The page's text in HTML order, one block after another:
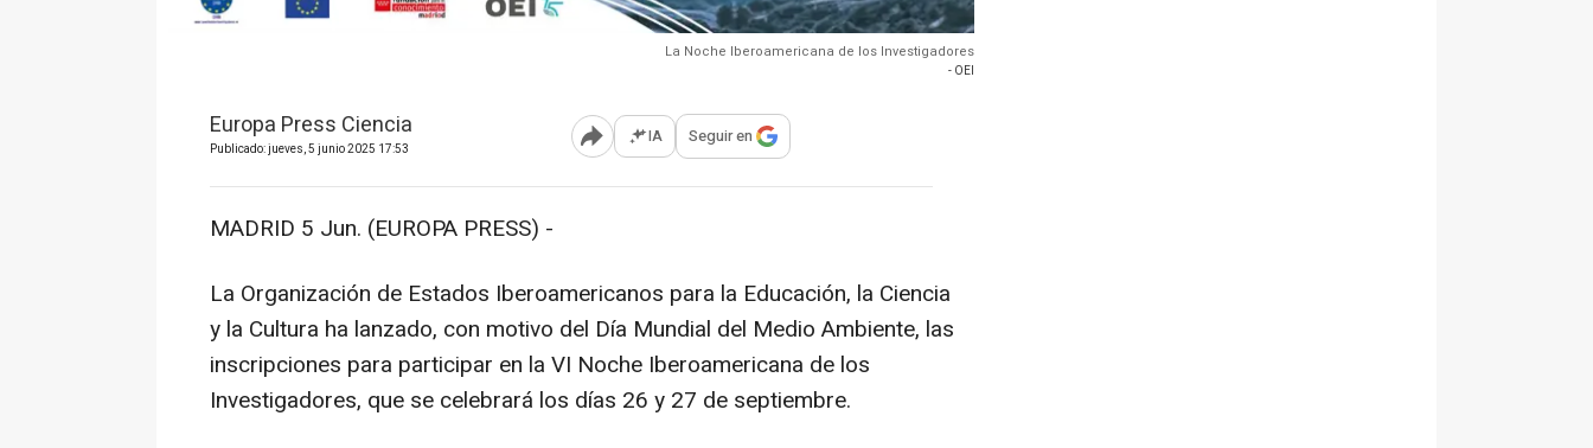
La Noche Iberoamericana de los Investigadores
- OEI
Europa Press Ciencia
Publicado: jueves, 5 junio 2025 17:53 Abrir opciones para compartir
IA Seguir en
MADRID 5 Jun. (EUROPA PRESS) -
La Organización de Estados Iberoamericanos para la Educación, la Ciencia
y la Cultura ha lanzado, con motivo del Día Mundial del Medio Ambiente, las
inscripciones para participar en la VI Noche Iberoamericana de los
Investigadores, que se celebrará los días 26 y 27 de septiembre.